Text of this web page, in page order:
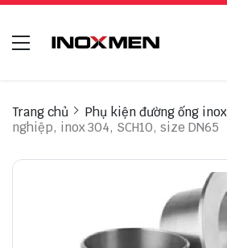
Trang chủ Phụ kiện đường ống inox
nghiệp, inox 304, SCH10, size DN65